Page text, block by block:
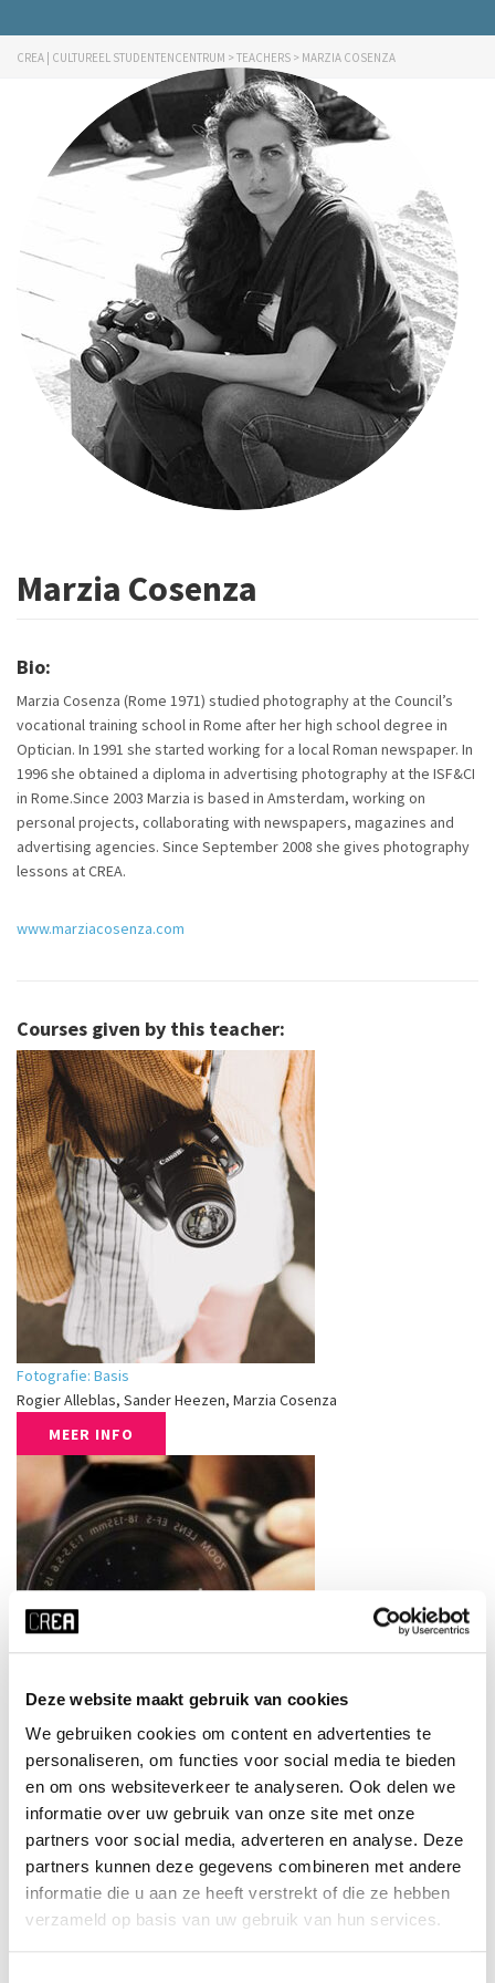
Deze website maakt gebruik van cookies
We gebruiken cookies om content en advertenties te
personaliseren, om functies voor social media te bieden
en om ons websiteverkeer te analyseren. Ook delen we
informatie over uw gebruik van onze site met onze
partners voor social media, adverteren en analyse. Deze
partners kunnen deze gegevens combineren met andere
informatie die u aan ze heeft verstrekt of die ze hebben
verzameld op basis van uw gebruik van hun services.
CREA | CULTUREEL STUDENTENCENTRUM > TEACHERS > MARZIA COSENZA
Marzia Cosenza
Bio:
Marzia Cosenza (Rome 1971) studied photography at the Council’s
vocational training school in Rome after her high school degree in
Optician. In 1991 she started working for a local Roman newspaper. In
1996 she obtained a diploma in advertising photography at the ISF&CI
in Rome.Since 2003 Marzia is based in Amsterdam, working on
personal projects, collaborating with newspapers, magazines and
advertising agencies. Since September 2008 she gives photography
lessons at CREA.
www.marziacosenza.com
Courses given by this teacher:
Fotografie: Basis
Rogier Alleblas, Sander Heezen, Marzia Cosenza
MEER INFO
Portrait Photography
Marzia Cosenza
MEER INFO